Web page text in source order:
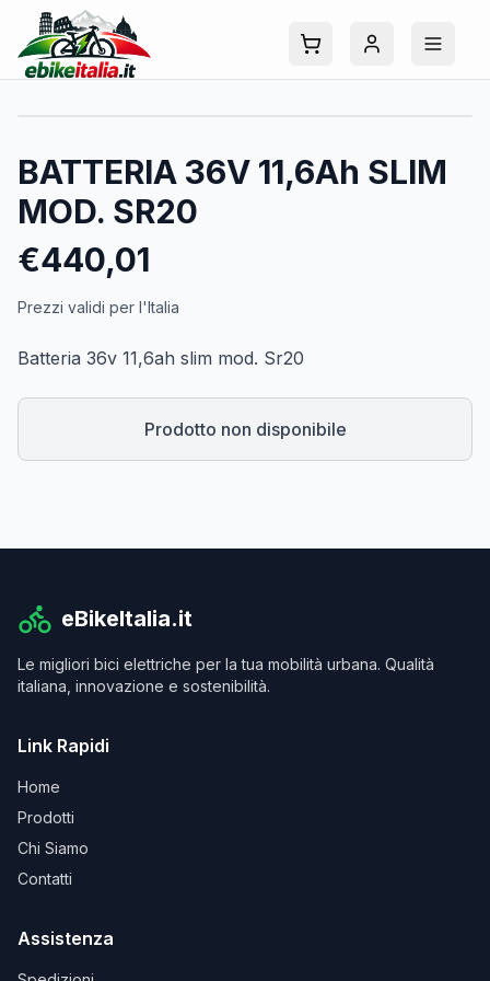
BATTERIA 36V 11,6Ah SLIM
MOD. SR20
€440,01
Prezzi validi per l'Italia
Batteria 36v 11,6ah slim mod. Sr20
Prodotto non disponibile
eBikeItalia.it
Le migliori bici elettriche per la tua mobilità urbana. Qualità
italiana, innovazione e sostenibilità.
Link Rapidi
Home
Prodotti
Chi Siamo
Contatti
Assistenza